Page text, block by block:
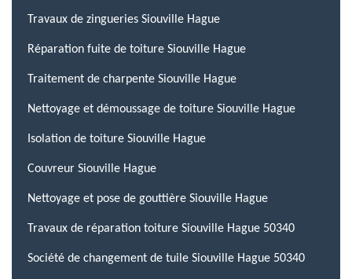
Travaux de zingueries Siouville Hague
Réparation fuite de toiture Siouville Hague
Traitement de charpente Siouville Hague
Nettoyage et démoussage de toiture Siouville Hague
Isolation de toiture Siouville Hague
Couvreur Siouville Hague
Nettoyage et pose de gouttière Siouville Hague
Travaux de réparation toiture Siouville Hague 50340
Société de changement de tuile Siouville Hague 50340